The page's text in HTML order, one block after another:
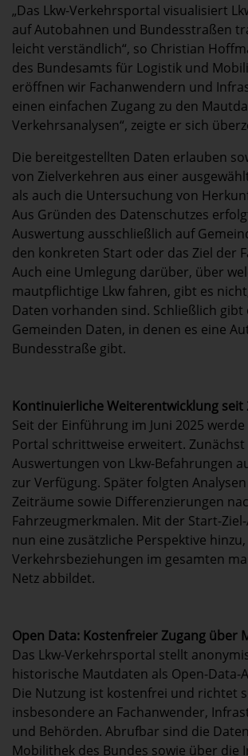
„Das Lkw-Verkehrsportal visualisiert
auf Autobahnen und Bundesstraßen
leicht verständlich“, so Christian
des Bundesamts für Logistik und
eröffnen wir Fachanwendern und
einen einfachen Zugang zu den
Verkehrsanalysen“, zeigte er sich
Die bereitgestellten Daten erlauben
von Zielverkehren aus einer
als auch die Untersuchung von
Aus Gründen des Datenschutzes
Auswertung ausschließlich auf
den konkreten Start oder das Ziel der
Auch eine Umlegung darüber, über
mautpflichtige Lkw fahren, gibt es
Daten vorhanden sind. Schließlich gibt
Gemeinden Daten, in denen es eine
Bundesstraße gibt.
Kontinuierliche Weiterentwicklung seit
Seit der Einführung im Juni 2025 werde
Portal schrittweise erweitert.
Auswertungen von Lkw-Befahrungen
zur Verfügung. Später folgten
Zeiträume sowie Differenzierungen
Fahrzeugmerkmalen. Mit der Start-
nun eine zusätzliche Perspektive
Verkehrsbeziehungen im gesamten
Netz abbildet.
Open Data: Kostenfreier Zugang über
Das Lkw-Verkehrsportal stellt
historische Mautdaten als Open-Data-
Die Nutzung ist kostenfrei und richtet
insbesondere an Fachanwender,
und Behörden. Abrufbar sind die
Mobilithek des Bundes sowie über